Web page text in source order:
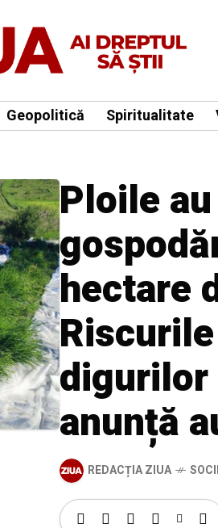
Geopolitică Spiritualitate
Ploile
hectare
digurilor
anunță
REDACȚIA ZIUA